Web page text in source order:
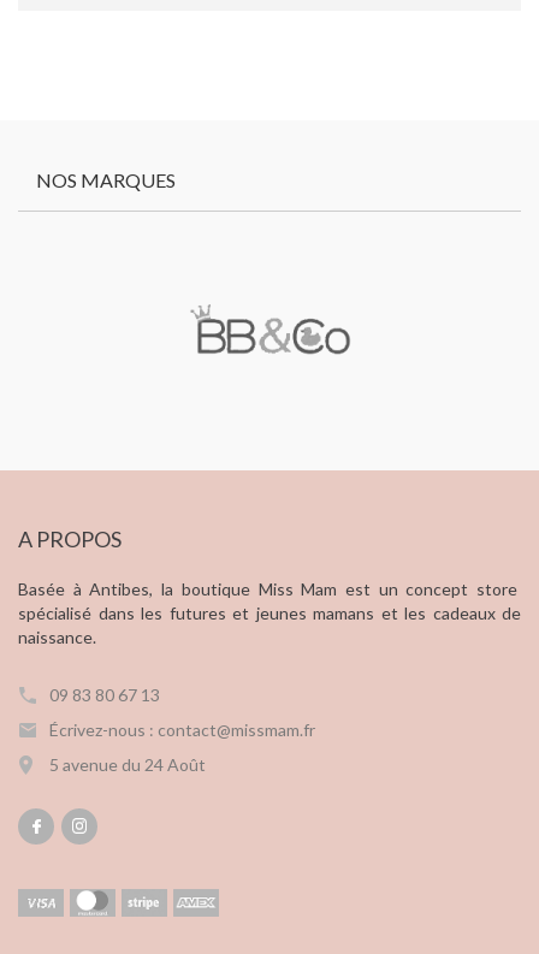
NOS MARQUES
A PROPOS
Basée à Antibes, la boutique Miss Mam est un concept store
spécialisé dans les futures et jeunes mamans et les cadeaux de
naissance.
09 83 80 67 13
Écrivez-nous : contact@missmam.fr
5 avenue du 24 Août